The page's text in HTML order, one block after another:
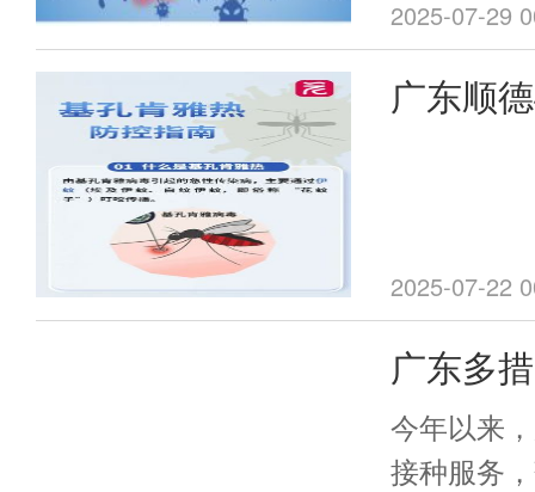
2025-07-29
广东顺
2025-07-22
广东多
服务提
今年以来
接种服务